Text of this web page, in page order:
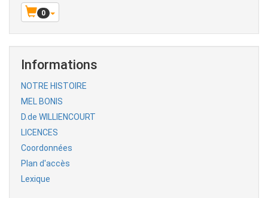
0
Informations
NOTRE HISTOIRE
MEL BONIS
D.de WILLIENCOURT
LICENCES
Coordonnées
Plan d'accès
Lexique